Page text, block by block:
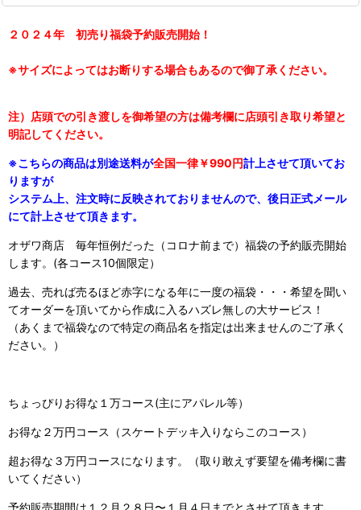
２０２４年 初売り福袋予約販売開始！
※サイズによってはお断りする場合もあるので御了承ください。
注）店頭での引き渡しを御希望の方は備考欄に店頭引き取り希望と
明記してください。
※こちらの商品は別途送料が全国一律￥990円計上させて頂いてお
りますが
システム上、注文時に反映されておりませんので、後日正式メール
にて計上させて頂きます。
オザワ商店 毎年恒例だった（コロナ前まで）福袋の予約販売開始
します。(各コース10個限定）
過去、売れば売るほど赤字になる年に一度の福袋・・・ 希望を聞い
てオーダーを頂いてから作成に入るハズレ無しの大サービス！
（あくまで福袋なので特定の商品名を指定は出来ませんのご了承く
ださい。）
ちょっぴりお得な１万コース(主にアパレル等）
お得な２万円コース（スケートデッキ入りならこのコース）
超お得な３万円コースになります。（取り敢えず要望を備考欄に書
いてください）